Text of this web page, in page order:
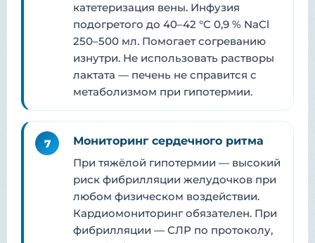
катетеризация вены. Инфузия
подогретого до 40–42 °C 0,9 % NaCl
250–500 мл. Помогает согреванию
изнутри. Не использовать растворы
лактата — печень не справится с
метаболизмом при гипотермии.
7
Мониторинг сердечного ритма
При тяжёлой гипотермии — высокий
риск фибрилляции желудочков при
любом физическом воздействии.
Кардиомониторинг обязателен. При
фибрилляции — СЛР по протоколу,